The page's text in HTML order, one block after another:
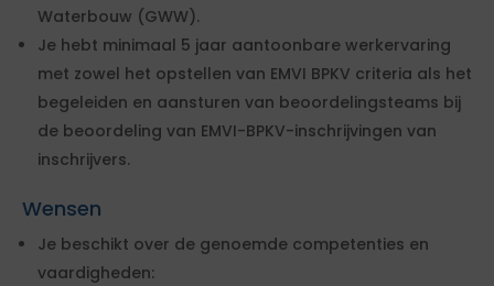
Waterbouw (GWW).
Je hebt minimaal 5 jaar aantoonbare werkervaring
met zowel het opstellen van EMVI BPKV criteria als het
begeleiden en aansturen van beoordelingsteams bij
de beoordeling van EMVI-BPKV-inschrijvingen van
inschrijvers.
Wensen
Je beschikt over de genoemde competenties en
vaardigheden: